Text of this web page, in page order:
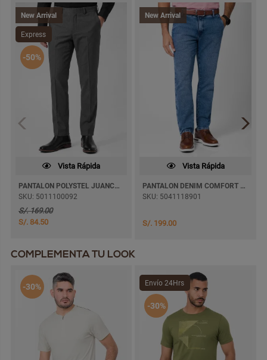
New Arrival
Express
-50%
Vista Rápida
PANTALON POLYSTEL JUANCAZ SEMI PITILLO
SKU: 5011100092
S/. 169.00
S/. 84.50
New Arrival
Vista Rápida
PANTALON DENIM COMFORT PAUL JEANS SEMI PITILLO
SKU: 5041118901
S/. 199.00
COMPLEMENTA TU LOOK
-30% Envío 24Hrs
-30%